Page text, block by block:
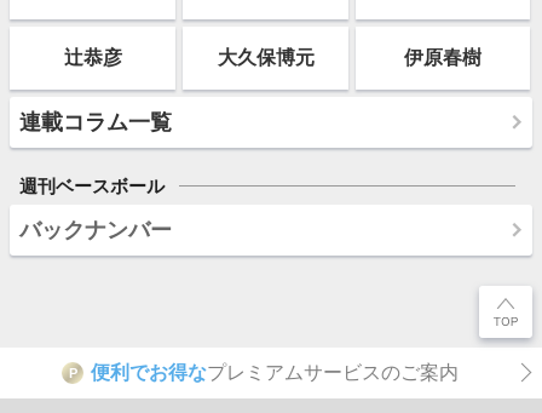
辻恭彦 大久保博元 伊原春樹
連載コラム一覧
週刊ベースボール
バックナンバー
P 便利でお得なプレミアムサービスのご案内